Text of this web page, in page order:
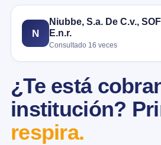
N
Niubbe, S.a. De C.v.,
E.n.r.
Consultado 16 veces
¿Te está
institución?
respira.